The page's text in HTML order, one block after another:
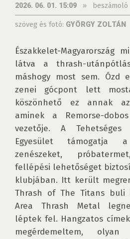
2026. 06. 01. 15:09 » beszámoló
szöveg és fotó: GYÖRGY ZOLTÁN
Északkelet-
látva a thrash-
máshogy most sem. Ózd
zenei gócpont lett
köszönhető ez annak
aminek a Remorse-
vezetője. A
Egyesület támogatja
zenészeket,
fellépési lehetőséget
klubjában. Itt került
Thrash of The Titans buli
Area Thrash Metal
léptek fel. Hangzatos
megérdemeltem,